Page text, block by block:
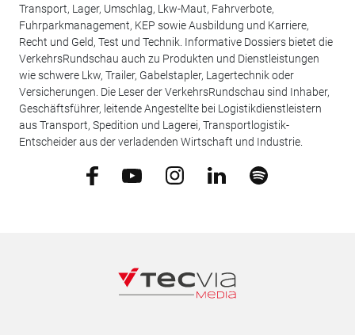
Transport, Lager, Umschlag, Lkw-Maut, Fahrverbote,
Fuhrparkmanagement, KEP sowie Ausbildung und Karriere,
Recht und Geld, Test und Technik. Informative Dossiers bietet die
VerkehrsRundschau auch zu Produkten und Dienstleistungen
wie schwere Lkw, Trailer, Gabelstapler, Lagertechnik oder
Versicherungen. Die Leser der VerkehrsRundschau sind Inhaber,
Geschäftsführer, leitende Angestellte bei Logistikdienstleistern
aus Transport, Spedition und Lagerei, Transportlogistik-
Entscheider aus der verladenden Wirtschaft und Industrie.